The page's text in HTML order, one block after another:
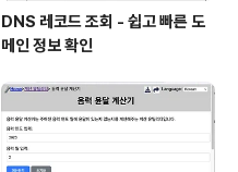
DNS 레코드 조회 - 쉽고 빠른 도
메인 정보 확인